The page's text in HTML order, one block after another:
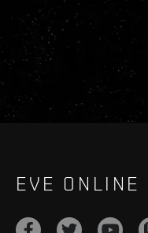
EVE ONLINE